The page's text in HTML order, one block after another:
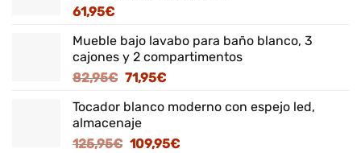
61,95€
Mueble bajo lavabo para baño blanco, 3
cajones y 2 compartimentos
82,95€ El
original
era:
82,95€.
71,95€El
actual
71,95€.
Tocador blanco moderno con espejo led,
almacenaje
125,95€ El
109,95€El